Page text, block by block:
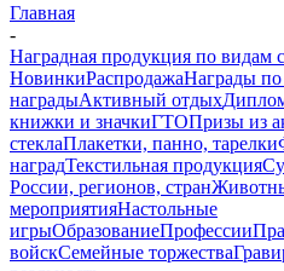
Главная
-
Наградная продукция по видам
НовинкиРаспродажаНаграды по
наградыАктивный отдых
книжки и значкиГТОПризы из
стеклаПлакетки, панно, тарелки
наградТекстильная продукция
России, регионов, стран
мероприятияНастольные
игрыОбразованиеПрофессии
войскСемейные торжества